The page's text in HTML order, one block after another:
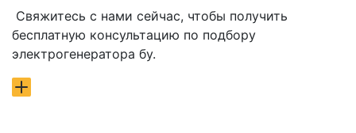
Свяжитесь с нами сейчас, чтобы получить
бесплатную консультацию по подбору
электрогенератора бу.